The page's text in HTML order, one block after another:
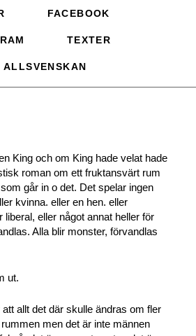
FACEBOOK
TEXTER
ALLSVENSKAN
King och om King hade velat hade
roman om ett fruktansvärt rum
går in o det. Det spelar ingen
kvinna. eller en hen. eller
liberal, eller något annat heller för
Alla blir monster, förvandlas
ut.
allt det där skulle ändras om fler
men det är inte männen